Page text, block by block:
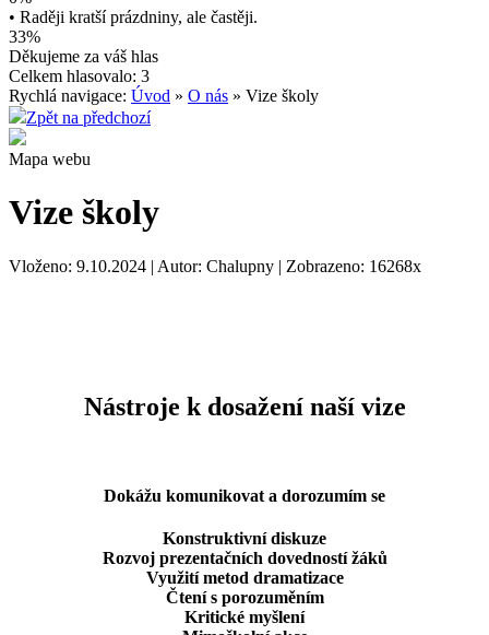
• Raději kratší prázdniny, ale častěji.
33%
Děkujeme za váš hlas
Celkem hlasovalo: 3
Rychlá navigace: Úvod » O nás » Vize školy
Zpět na předchozí
Mapa webu
Vize školy
Vloženo: 9.10.2024 | Autor: Chalupny | Zobrazeno: 16268x
Nástroje k dosažení naší vize
Dokážu komunikovat a dorozumím se
Konstruktivní diskuze
Rozvoj prezentačních dovedností žáků
Využití metod dramatizace
Čtení s porozuměním
Kritické myšlení